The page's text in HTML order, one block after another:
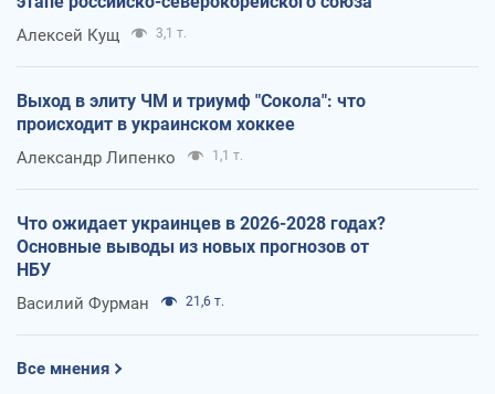
Алексей Кущ 3,1 т.
Выход в элиту ЧМ и триумф "Сокола": что
происходит в украинском хоккее
Александр Липенко 1,1 т.
Что ожидает украинцев в 2026-2028 годах?
Основные выводы из новых прогнозов от
НБУ
Василий Фурман 21,6 т.
Все мнения